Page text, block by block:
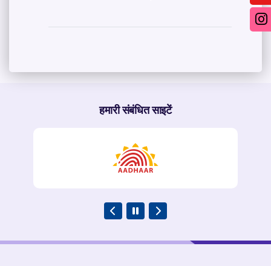
हमारी संबंधित साइटें